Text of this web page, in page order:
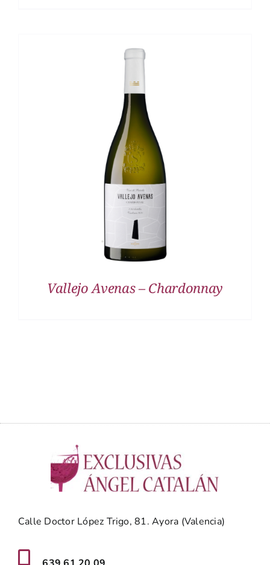
DETALLES
Vallejo Avenas – Chardonnay
Calle Doctor López Trigo, 81. Ayora (Valencia)